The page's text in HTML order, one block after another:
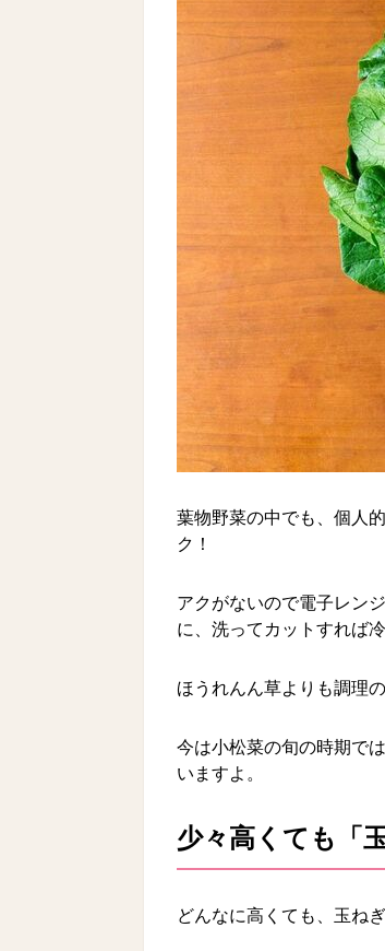
葉物野菜の中でも、個人
ク！
アクがないので電子レン
に、洗ってカットすれば
ほうれんん草よりも調理
今は小松菜の旬の時期で
いますよ。
少々高くても「
どんなに高くても、玉ね